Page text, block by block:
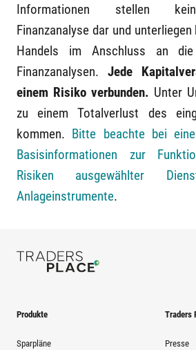
Informationen stellen
Finanzanalyse dar und
Handels im Anschluss an
Finanzanalysen. Jede
einem Risiko verbunden. Unter
zu einem Totalverlust des
kommen. Bitte beachte bei
Basisinformationen zur
Risiken ausgewählter
Anlageinstrumente.
Produkte
Sparpläne
Traders
Presse